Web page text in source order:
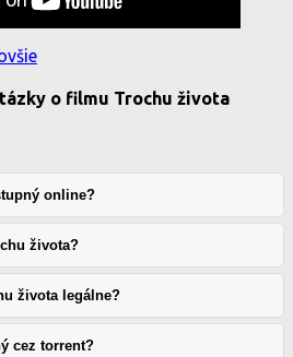
o filmu Trochu života
online?
života?
života legálne?
cez torrent?